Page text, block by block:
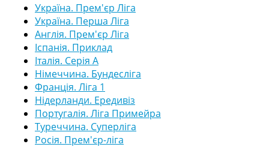
Україна. Прем'єр Ліга
Україна. Перша Ліга
Англія. Прем'єр Ліга
Іспанія. Приклад
Італія. Серія А
Німеччина. Бундесліга
Франція. Ліга 1
Нідерланди. Ередивіз
Португалія. Ліга Примейра
Туреччина. Суперліга
Росія. Прем'єр-ліга